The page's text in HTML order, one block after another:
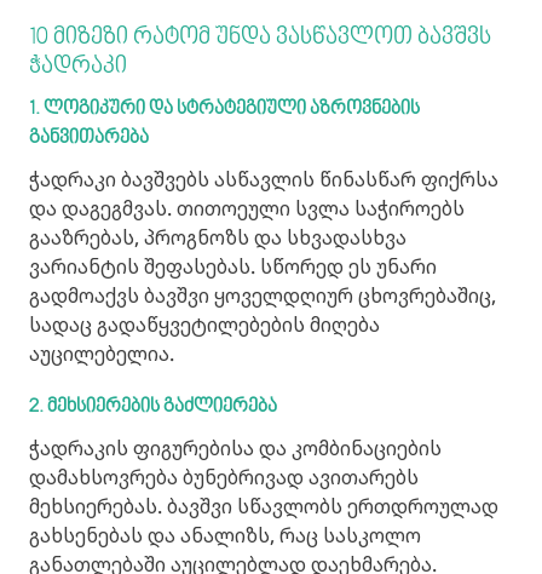
10 მიზეზი რატომ უნდა ვასწავლოთ ბავშვს
ჭადრაკი
1. ლოგიკურიდა სტრატეგიულიაზროვნების
განვითარება
ჭადრაკი ბავშვებს ასწავლის წინასწარ ფიქრსა
და დაგეგმვას. თითოეული სვლა საჭიროებს
გააზრებას, პროგნოზს და სხვადასხვა
ვარიანტის შეფასებას. სწორედ ეს უნარი
გადმოაქვს ბავშვი ყოველდღიურ ცხოვრებაშიც,
სადაც გადაწყვეტილებების მიღება
აუცილებელია.
2. მეხსიერებისგაძლიერება
ჭადრაკის ფიგურებისა და კომბინაციების
დამახსოვრება ბუნებრივად ავითარებს
მეხსიერებას. ბავშვი სწავლობს ერთდროულად
გახსენებას და ანალიზს, რაც სასკოლო
განათლებაში აუცილებლად დაეხმარება.